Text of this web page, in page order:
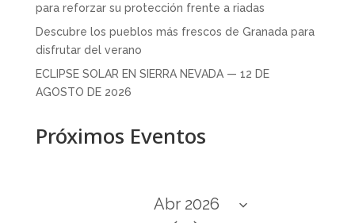
para reforzar su protección frente a riadas
Descubre los pueblos más frescos de Granada para
disfrutar del verano
ECLIPSE SOLAR EN SIERRA NEVADA — 12 DE
AGOSTO DE 2026
Próximos Eventos